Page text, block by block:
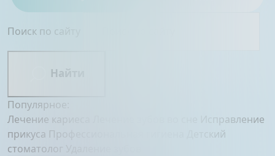
Поиск по сайту
Найти
Популярное:
Лечение кариеса
Исправление
прикуса Профессиональная гигиена
Детский
стоматолог